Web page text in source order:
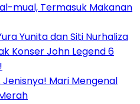
mual, Termasuk Makanan
Yunita dan Siti Nurhaliza
Konser John Legend 6
Mari Mengenal